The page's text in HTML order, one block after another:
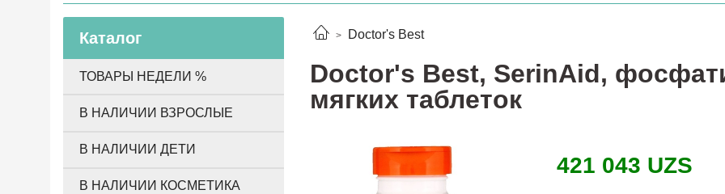
Doctor's Best
Doctor's Best, SerinAid,
мягких таблеток
421 043 UZS
Каталог
ТОВАРЫ НЕДЕЛИ %
В НАЛИЧИИ ВЗРОСЛЫЕ
В НАЛИЧИИ ДЕТИ
В НАЛИЧИИ КОСМЕТИКА